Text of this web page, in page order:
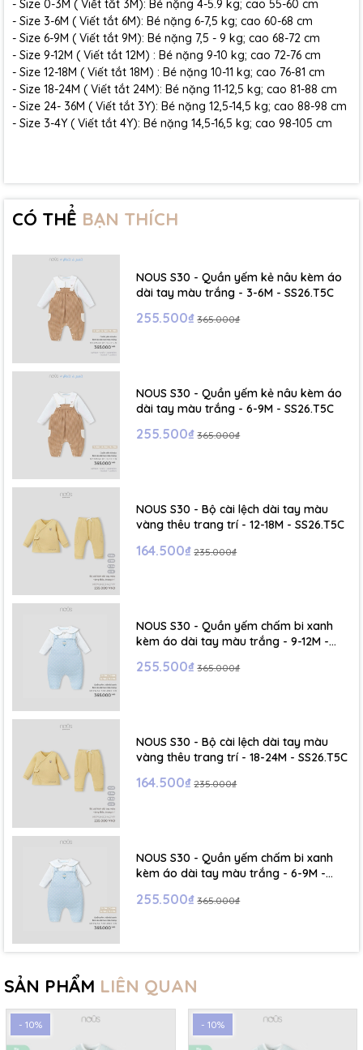
- Size 0-3M ( Viết tắt 3M): Bé nặng 4-5.9 kg; cao 55-60 cm
- Size 3-6M ( Viết tắt 6M): Bé nặng 6-7,5 kg; cao 60-68 cm
- Size 6-9M ( Viết tắt 9M): Bé nặng 7,5 - 9 kg; cao 68-72 cm
- Size 9-12M ( Viết tắt 12M) : Bé nặng 9-10 kg; cao 72-76 cm
- Size 12-18M ( Viết tắt 18M) : Bé nặng 10-11 kg; cao 76-81 cm
- Size 18-24M ( Viết tắt 24M): Bé nặng 11-12,5 kg; cao 81-88 cm
- Size 24- 36M ( Viết tắt 3Y): Bé nặng 12,5-14,5 kg; cao 88-98 cm
- Size 3-4Y ( Viết tắt 4Y): Bé nặng 14,5-16,5 kg; cao 98-105 cm
CÓ THỂ BẠN THÍCH
NOUS S30 - Quần yếm kẻ nâu kèm áo
dài tay màu trắng - 3-6M - SS26.T5C
255.500₫ 365.000₫
NOUS S30 - Quần yếm kẻ nâu kèm áo
dài tay màu trắng - 6-9M - SS26.T5C
255.500₫ 365.000₫
NOUS S30 - Bộ cài lệch dài tay màu
vàng thêu trang trí - 12-18M - SS26.T5C
164.500₫ 235.000₫
NOUS S30 - Quần yếm chấm bi xanh
kèm áo dài tay màu trắng - 9-12M -
255.500₫ 365.000₫
NOUS S30 - Bộ cài lệch dài tay màu
vàng thêu trang trí - 18-24M - SS26.T5C
164.500₫ 235.000₫
NOUS S30 - Quần yếm chấm bi xanh
kèm áo dài tay màu trắng - 6-9M -
255.500₫ 365.000₫
SẢN PHẨM LIÊN QUAN
- 10% - 10%